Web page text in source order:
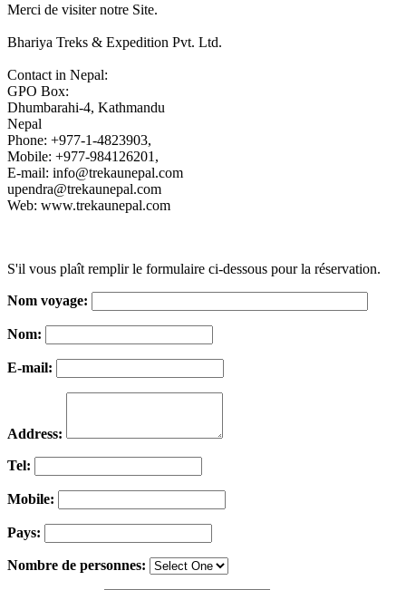
Merci de visiter notre Site.
Bhariya Treks & Expedition Pvt. Ltd.
Contact in Nepal:
GPO Box:
Dhumbarahi-4, Kathmandu
Nepal
Phone: +977-1-4823903,
Mobile: +977-984126201,
E-mail: info@trekaunepal.com
upendra@trekaunepal.com
Web: www.trekaunepal.com
S'il vous plaît remplir le formulaire ci-dessous pour la réservation.
Nom voyage:
Nom:
E-mail:
Address:
Tel:
Mobile:
Pays:
Nombre de personnes: